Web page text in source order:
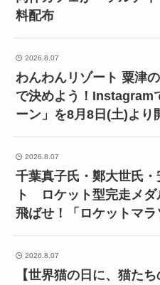
料配布
2026.8.07
わんわんリゾート 粟津
で決めよう！Instagram
ーン」を8月8日(土)より
2026.8.07
千葉真子氏・鄭大世氏
ト ロケット型完走メダ
飛ばせ！「ロケットマ
2026.8.07
【世界猫の日に、猫た